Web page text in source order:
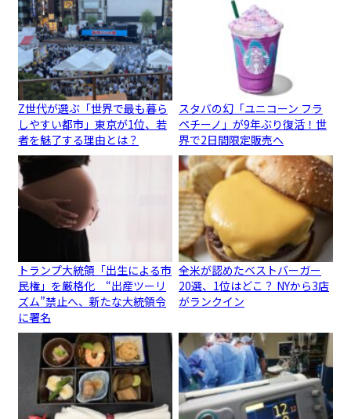
Z世代が選ぶ「世界で最も暮ら
しやすい都市」東京が1位、若
者を魅了する理由とは？
スタバの幻「ユニコーン フラ
ペチーノ」が9年ぶり復活！世
界で2日間限定販売へ
トランプ大統領「出生による市
民権」を厳格化 “出産ツーリ
ズム”禁止へ、新たな大統領令
に署名
全米が認めたベストバーガー
20選、1位はどこ？ NYから3店
がランクイン